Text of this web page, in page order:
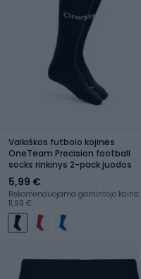
Vaikiškos futbolo kojinės
OneTeam Precision football
socks rinkinys 2-pack juodos
5,99 €
Rekomenduojama gamintojo kaina:
11,99 €